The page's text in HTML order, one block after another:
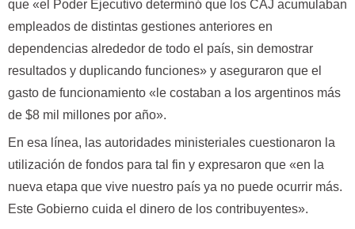
que «el Poder Ejecutivo determinó que los CAJ acumulaban
empleados de distintas gestiones anteriores en
dependencias alrededor de todo el país, sin demostrar
resultados y duplicando funciones» y aseguraron que el
gasto de funcionamiento «le costaban a los argentinos más
de $8 mil millones por año».
En esa línea, las autoridades ministeriales cuestionaron la
utilización de fondos para tal fin y expresaron que «en la
nueva etapa que vive nuestro país ya no puede ocurrir más.
Este Gobierno cuida el dinero de los contribuyentes».